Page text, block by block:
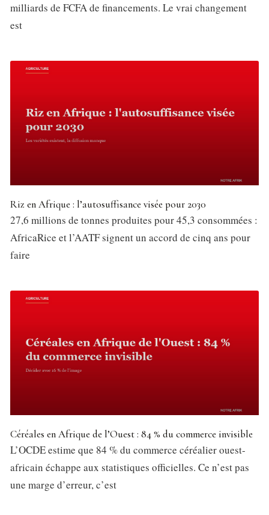
milliards de FCFA de financements. Le vrai changement
est
Riz en Afrique : l’autosuffisance visée pour 2030
27,6 millions de tonnes produites pour 45,3 consommées :
AfricaRice et l’AATF signent un accord de cinq ans pour
faire
Céréales en Afrique de l’Ouest : 84 % du commerce invisible
L’OCDE estime que 84 % du commerce céréalier ouest-
africain échappe aux statistiques officielles. Ce n’est pas
une marge d’erreur, c’est